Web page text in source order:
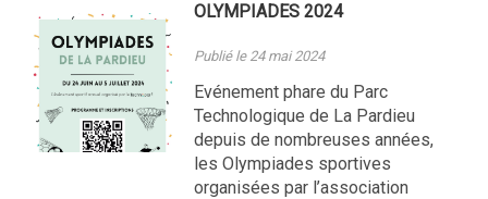
OLYMPIADES 2024
Publié le 24 mai 2024
Evénement phare du Parc
Technologique de La Pardieu
depuis de nombreuses années,
les Olympiades sportives
organisées par l’association